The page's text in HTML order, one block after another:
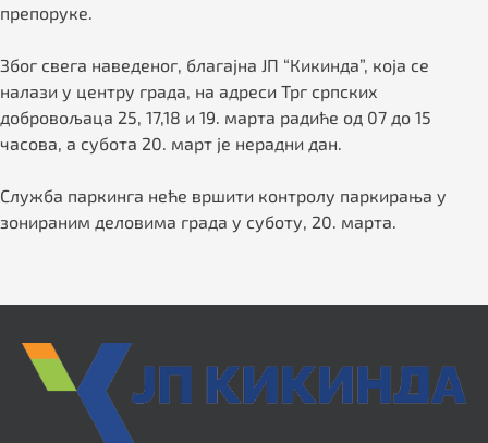
препоруке.
Због свега наведеног, благајна ЈП “Кикинда”, која се
налази у центру града, на адреси Трг српских
добровољаца 25, 17,18 и 19. марта радиће од 07 до 15
часова, а субота 20. март је нерадни дан.
Служба паркинга неће вршити контролу паркирања у
зонираним деловима града у суботу, 20. марта.